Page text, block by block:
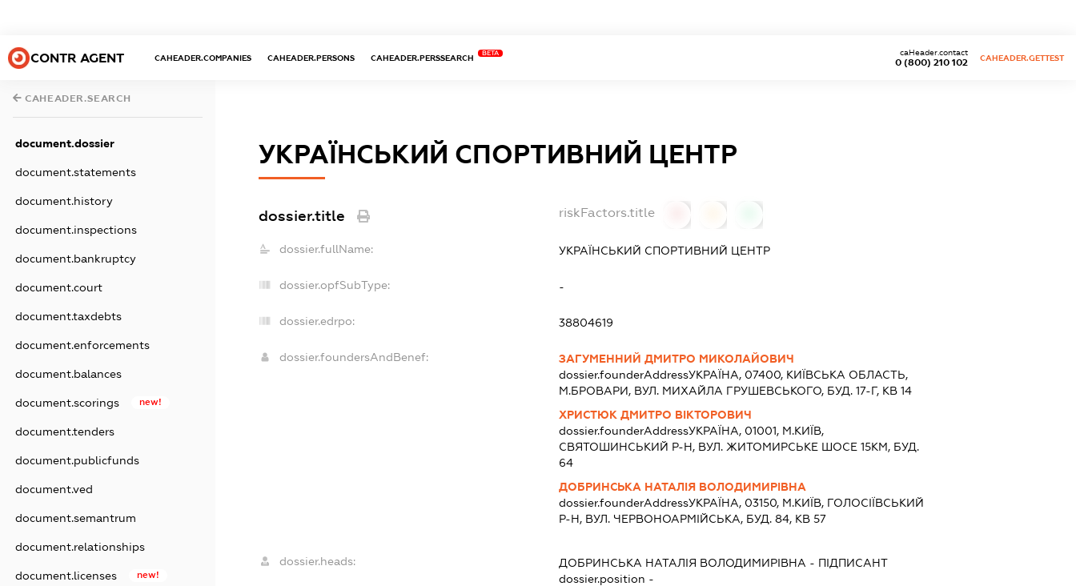
CONTR AGENT CAHEADER.COMPANIES CAHEADER.PERSONS CAHEADER.PERSSEARCH
BETA
0 (800) 210 102
caHeader.contact
CAHEADER.GETTEST
CAHEADER.SEARCH
document.dossier
document.statements
document.history
document.inspections
document.bankruptcy
document.court
document.taxdebts
document.enforcements
document.balances
document.scorings new!
document.tenders
document.publicfunds
document.ved
document.semantrum
document.relationships
document.licenses new!
УКРАЇНСЬКИЙ СПОРТИВНИЙ ЦЕНТР
dossier.title riskFactors.title
dossier.fullName: УКРАЇНСЬКИЙ СПОРТИВНИЙ ЦЕНТР
dossier.opfSubType: -
dossier.edrpo: 38804619
dossier.foundersAndBenef:
ЗАГУМЕННИЙ ДМИТРО МИКОЛАЙОВИЧ
dossier.founderAddressУКРАЇНА, 07400, КИЇВСЬКА ОБЛАСТЬ,
М.БРОВАРИ, ВУЛ. МИХАЙЛА ГРУШЕВСЬКОГО, БУД. 17-Г, КВ 14
ХРИСТЮК ДМИТРО ВІКТОРОВИЧ
dossier.founderAddressУКРАЇНА, 01001, М.КИЇВ,
СВЯТОШИНСЬКИЙ Р-Н, ВУЛ. ЖИТОМИРСЬКЕ ШОСЕ 15КМ, БУД.
64
ДОБРИНСЬКА НАТАЛІЯ ВОЛОДИМИРІВНА
dossier.founderAddressУКРАЇНА, 03150, М.КИЇВ, ГОЛОСІЇВСЬКИЙ
Р-Н, ВУЛ. ЧЕРВОНОАРМІЙСЬКА, БУД. 84, КВ 57
dossier.heads: ДОБРИНСЬКА НАТАЛІЯ ВОЛОДИМИРІВНА - ПІДПИСАНТ
dossier.position -